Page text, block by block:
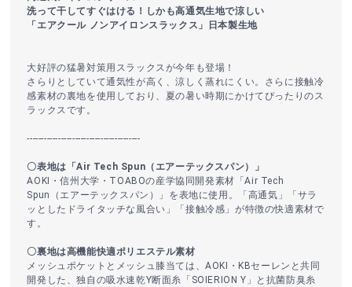
洗って干してすぐはける！しかも高通気生地で涼しい
「エアクール ノンアイロンスラックス」日本製生地
大好評の猛暑対策用スラックスが今年も登場！
さらりとしていて通気性が高く、涼しく蒸れにくい。さらに接触冷
感素材の裏地を使用しており、夏の暑い時期にかけてぴったりのス
ラックスです。
----------------------------------------
〇表地は「Air Tech Spun（エアーテックスパン）」
AOKI・信州大学・TOABOの産学協同開発素材「Air Tech
Spun（エアーテックスパン）」を表地に使用。「高通気」「サラ
ッとしたドライタッチな風合い」「接触冷感」が特徴の快適素材で
す。
〇裏地は高機能快適ポリエステル素材
メッシュポケットとメッシュ膝当ては、AOKI・KBセーレンと共同
開発した、独自の吸水速乾Y断面糸「SOIERION Y」と抗菌防臭糸